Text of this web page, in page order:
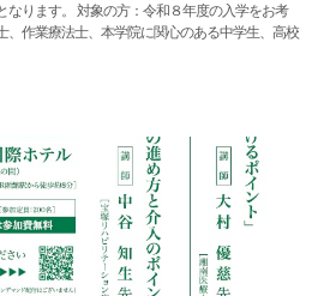
なります。 対象の方：令和８年度の入学をお考
、作業療法士、本学院に関心のある中学生、高校